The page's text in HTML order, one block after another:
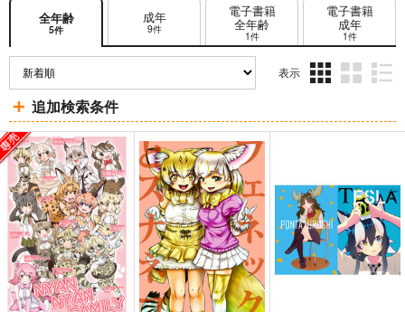
全年齢
5件
成年
9件
電子書籍
全年齢
1件
電子書籍
成年
1件
表示
ム
表
ム
表
ム
表
追加検索条件